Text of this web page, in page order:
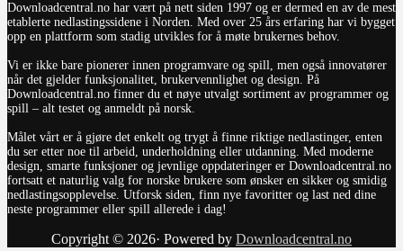
Downloadcentral.no har vært på nett siden 1997 og er dermed en av de mest
etablerte nedlastingssidene i Norden. Med over 25 års erfaring har vi bygget
opp en plattform som stadig utvikles for å møte brukernes behov.
Vi er ikke bare pionerer innen programvare og spill, men også innovatører
når det gjelder funksjonalitet, brukervennlighet og design. På
Downloadcentral.no finner du et nøye utvalgt sortiment av programmer og
spill – alt testet og anmeldt på norsk.
Målet vårt er å gjøre det enkelt og trygt å finne riktige nedlastinger, enten
du ser etter noe til arbeid, underholdning eller utdanning. Med moderne
design, smarte funksjoner og jevnlige oppdateringer er Downloadcentral.no
fortsatt et naturlig valg for norske brukere som ønsker en sikker og smidig
nedlastingsopplevelse. Utforsk siden, finn nye favoritter og last ned dine
neste programmer eller spill allerede i dag!
Copyright © 2026· Powered by Downloadcentral.no